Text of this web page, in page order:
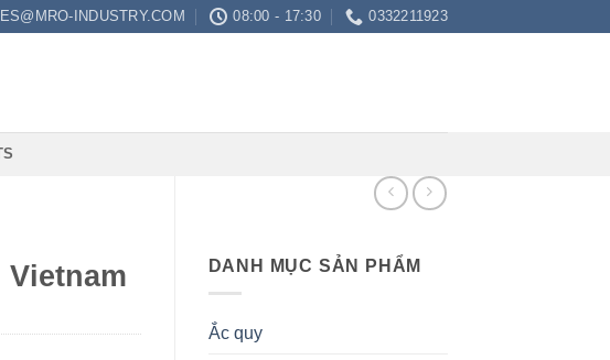
INDUSTRY.COM 08:00 - 17:30 0332211923
DANH MỤC SẢN PHẨM
Ắc quy
Vietnam